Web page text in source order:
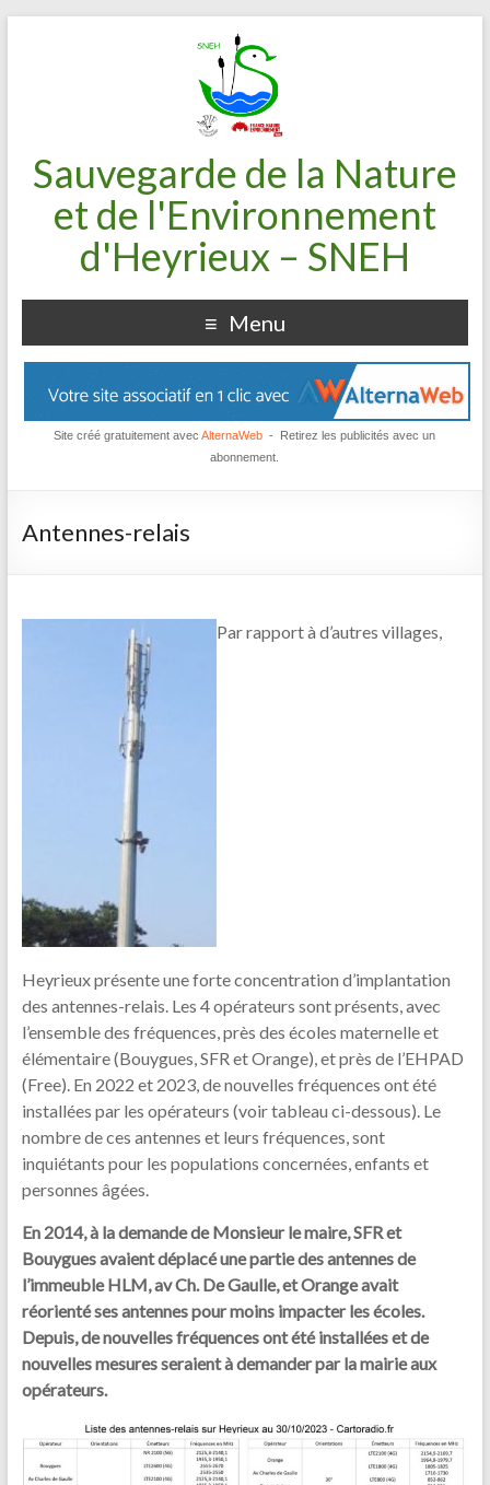
Sauvegarde de la Nature
et de l'Environnement
d'Heyrieux – SNEH
Menu
Site créé gratuitement avecAlternaWeb - Retirez les publicités avec un
abonnement.
Antennes-relais
Par rapport à d’autres villages,
Heyrieux présente une forte concentration d’implantation
des antennes-relais. Les 4 opérateurs sont présents, avec
l’ensemble des fréquences, près des écoles maternelle et
élémentaire (Bouygues, SFR et Orange), et près de l’EHPAD
(Free). En 2022 et 2023, de nouvelles fréquences ont été
installées par les opérateurs (voir tableau ci-dessous). Le
nombre de ces antennes et leurs fréquences, sont
inquiétants pour les populations concernées, enfants et
personnes âgées.
En 2014, à la demande de Monsieur le maire, SFR et
Bouygues avaient déplacé une partie des antennes de
l’immeuble HLM, av Ch. De Gaulle, et Orange avait
réorienté ses antennes pour moins impacter les écoles.
Depuis, de nouvelles fréquences ont été installées et de
nouvelles mesures seraient à demander par la mairie aux
opérateurs.